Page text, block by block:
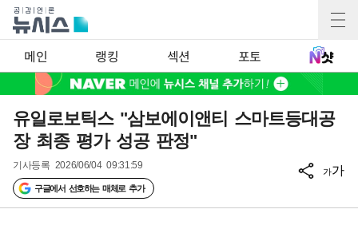
메인 랭킹 섹션 포토
유일로보틱스 "삼보에이앤티 스마트등대공
장 최종 평가 성공 판정"
기사등록 2026/06/04 09:31:59
구글에서 선호하는 매체로 추가
가가